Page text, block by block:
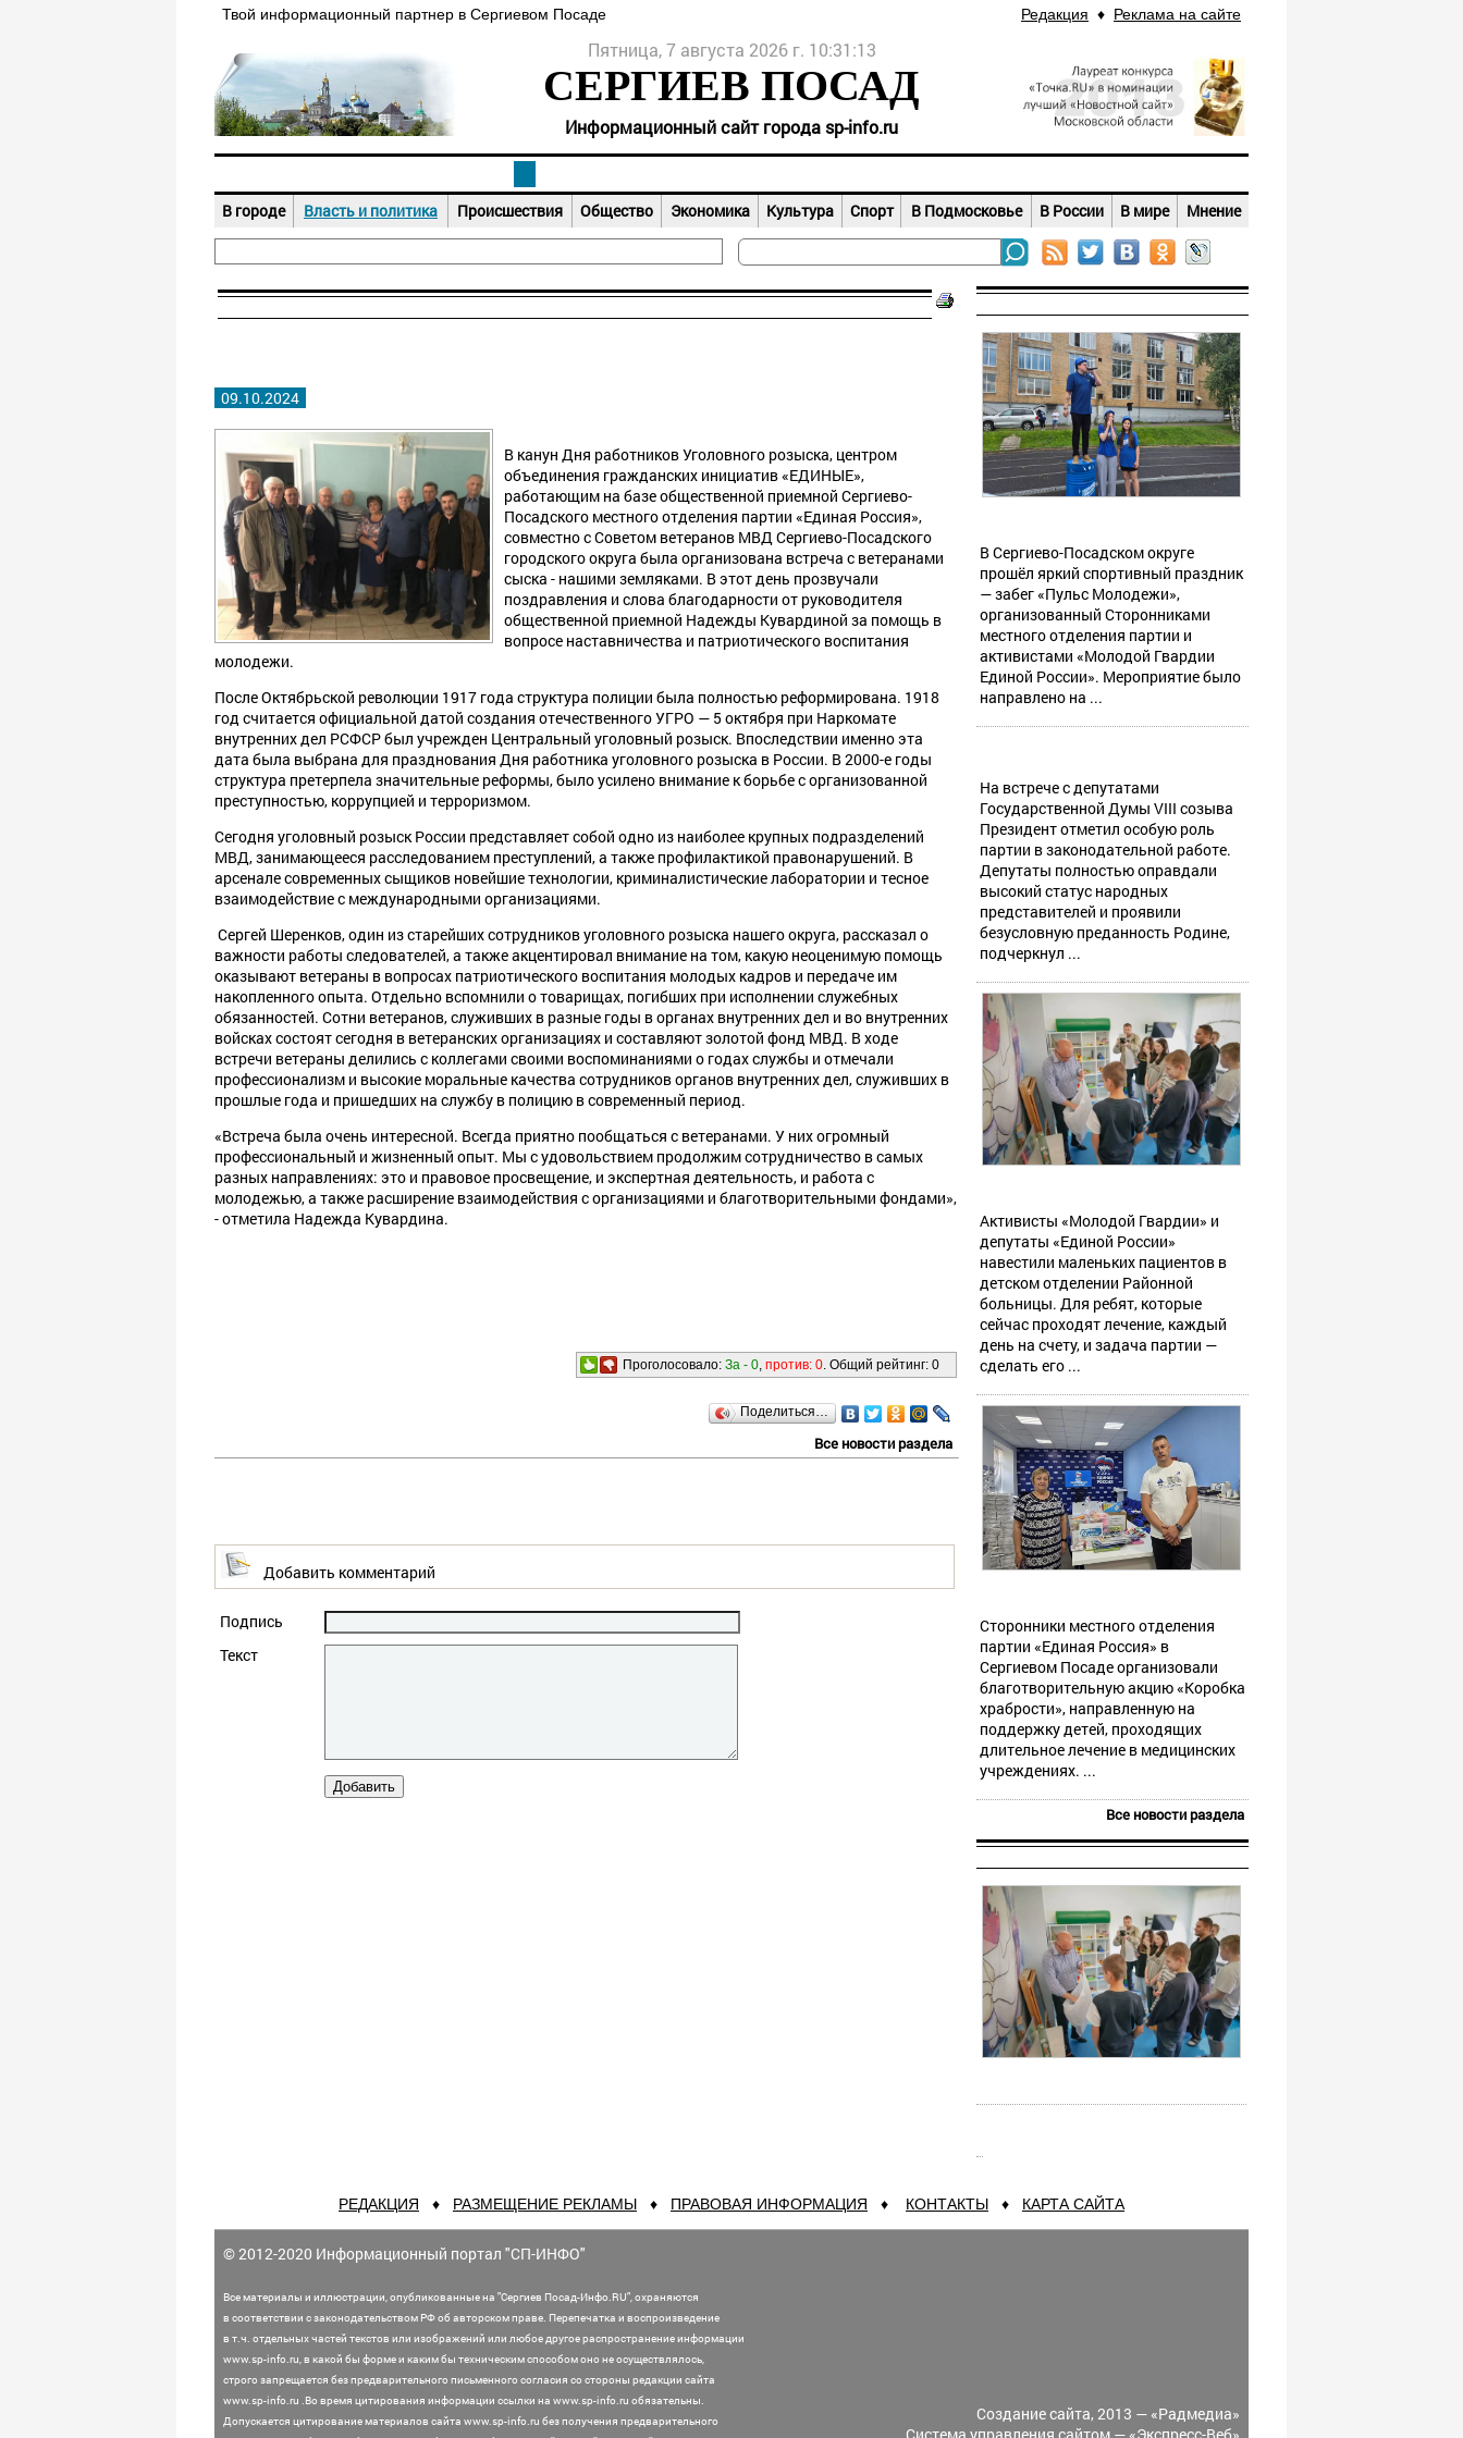
Твой информационный партнер в Сергиевом Посаде Редакция ♦ Реклама на сайте
Пятница, 7 августа 2026 г. 10:31:13
СЕРГИЕВ ПОСАД
Информационный сайт города sp-info.ru
В городе Власть и политика Происшествия Общество Экономика Культура Спорт В Подмосковье В России В мире Мнение
09.10.2024
В канун Дня работников Уголовного розыска, центром
объединения гражданских инициатив «ЕДИНЫЕ»,
работающим на базе общественной приемной Сергиево-
Посадского местного отделения партии «Единая Россия»,
совместно с Советом ветеранов МВД Сергиево-Посадского
городского округа была организована встреча с ветеранами
сыска - нашими земляками. В этот день прозвучали
поздравления и слова благодарности от руководителя
общественной приемной Надежды Кувардиной за помощь в
вопросе наставничества и патриотического воспитания
молодежи.
После Октябрьской революции 1917 года структура полиции была полностью реформирована. 1918
год считается официальной датой создания отечественного УГРО — 5 октября при Наркомате
внутренних дел РСФСР был учрежден Центральный уголовный розыск. Впоследствии именно эта
дата была выбрана для празднования Дня работника уголовного розыска в России. В 2000-е годы
структура претерпела значительные реформы, было усилено внимание к борьбе с организованной
преступностью, коррупцией и терроризмом.
Сегодня уголовный розыск России представляет собой одно из наиболее крупных подразделений
МВД, занимающееся расследованием преступлений, а также профилактикой правонарушений. В
арсенале современных сыщиков новейшие технологии, криминалистические лаборатории и тесное
взаимодействие с международными организациями.
Сергей Шеренков, один из старейших сотрудников уголовного розыска нашего округа, рассказал о
важности работы следователей, а также акцентировал внимание на том, какую неоценимую помощь
оказывают ветераны в вопросах патриотического воспитания молодых кадров и передаче им
накопленного опыта. Отдельно вспомнили о товарищах, погибших при исполнении служебных
обязанностей. Сотни ветеранов, служивших в разные годы в органах внутренних дел и во внутренних
войсках состоят сегодня в ветеранских организациях и составляют золотой фонд МВД. В ходе
встречи ветераны делились с коллегами своими воспоминаниями о годах службы и отмечали
профессионализм и высокие моральные качества сотрудников органов внутренних дел, служивших в
прошлые года и пришедших на службу в полицию в современный период.
«Встреча была очень интересной. Всегда приятно пообщаться с ветеранами. У них огромный
профессиональный и жизненный опыт. Мы с удовольствием продолжим сотрудничество в самых
разных направлениях: это и правовое просвещение, и экспертная деятельность, и работа с
молодежью, а также расширение взаимодействия с организациями и благотворительными фондами»,
- отметила Надежда Кувардина.
Проголосовало: За - 0, против: 0. Общий рейтинг: 0
Поделиться…
Все новости раздела
Добавить комментарий
Подпись
Текст
В Сергиево-Посадском округе
прошёл яркий спортивный праздник
— забег «Пульс Молодежи»,
организованный Сторонниками
местного отделения партии и
активистами «Молодой Гвардии
Единой России». Мероприятие было
направлено на ...
На встрече с депутатами
Государственной Думы VIII созыва
Президент отметил особую роль
партии в законодательной работе.
Депутаты полностью оправдали
высокий статус народных
представителей и проявили
безусловную преданность Родине,
подчеркнул ...
Активисты «Молодой Гвардии» и
депутаты «Единой России»
навестили маленьких пациентов в
детском отделении Районной
больницы. Для ребят, которые
сейчас проходят лечение, каждый
день на счету, и задача партии —
сделать его ...
Сторонники местного отделения
партии «Единая Россия» в
Сергиевом Посаде организовали
благотворительную акцию «Коробка
храбрости», направленную на
поддержку детей, проходящих
длительное лечение в медицинских
учреждениях. ...
Все новости раздела
РЕДАКЦИЯ ♦ РАЗМЕЩЕНИЕ РЕКЛАМЫ ♦ ПРАВОВАЯ ИНФОРМАЦИЯ ♦ КОНТАКТЫ ♦ КАРТА САЙТА
© 2012-2020 Информационный портал "СП-ИНФО"
Все материалы и иллюстрации,опубликованные на "Сергиев Посад-Инфо.RU", охраняются
в соответствии с законодательством РФ об авторском праве. Перепечатка и воспроизведение
в т.ч. отдельных частей текстов или изображений или любое другое распространение информации
www.sp-info.ru, в какой бы форме и каким бы техническим способом оно не осуществлялось,
строго запрещается без предварительного письменного согласия со стороны редакции сайта
www.sp-info.ru .Во время цитирования информации ссылки на www.sp-info.ru обязательны.
Допускается цитирование материалов сайта www.sp-info.ru без получения предварительного
Создание сайта, 2013 — «Радмедиа»